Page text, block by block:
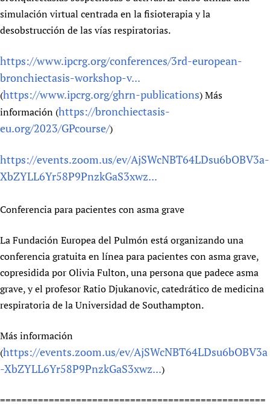
simulación virtual centrada en la fisioterapia y la
desobstrucción de las vías respiratorias.
https://www.ipcrg.org/conferences/3rd-european-
bronchiectasis-workshop-v...
(https://www.ipcrg.org/ghrn-publications) Más
información (https://bronchiectasis-
eu.org/2023/GPcourse/)
https://events.zoom.us/ev/AjSWcNBT64LDsu6bOBV3a-
XbZYLL6Yr58P9PnzkGaS3xwz...
Conferencia para pacientes con asma grave
La Fundación Europea del Pulmón está organizando una
conferencia gratuita en línea para pacientes con asma grave,
copresidida por Olivia Fulton, una persona que padece asma
grave, y el profesor Ratio Djukanovic, catedrático de medicina
respiratoria de la Universidad de Southampton.
Más información
(https://events.zoom.us/ev/AjSWcNBT64LDsu6bOBV3a
-XbZYLL6Yr58P9PnzkGaS3xwz...)
=================================================